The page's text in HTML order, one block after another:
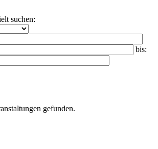
suchen:
bis:
gefunden.